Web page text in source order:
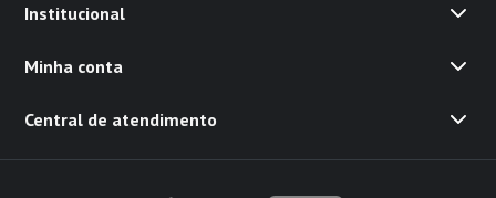
Institucional
Minha conta
Central de atendimento